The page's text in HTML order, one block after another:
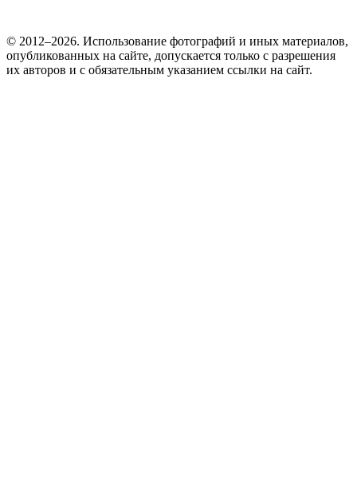
© 2012–2026. Использование фотографий и иных материалов,
опубликованных на сайте, допускается только с разрешения
их авторов и c обязательным указанием ссылки на сайт.